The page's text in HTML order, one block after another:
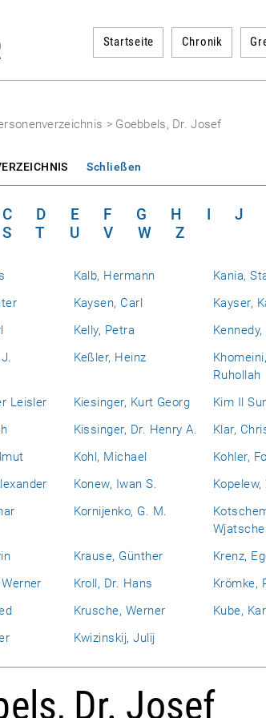
Startseite Chronik
> Goebbels, Dr. Josef
Schließen
C D E F G H I J
S T U V W Z
Kalb, Hermann Kania,
Kaysen, Carl Kayser,
Kelly, Petra Kennedy,
Keßler, Heinz
Ruhollah
Leisler Kiesinger, Kurt Georg Kim Il
Kissinger, Dr. Henry A. Klar,
Kohl, Michael Kohler,
Konew, Iwan S. Kopelew,
Kornijenko, G. M.
Krause, Günther Krenz,
Kroll, Dr. Hans Krömke,
Krusche, Werner Kube,
Kwizinskij, Julij
Dr. Josef